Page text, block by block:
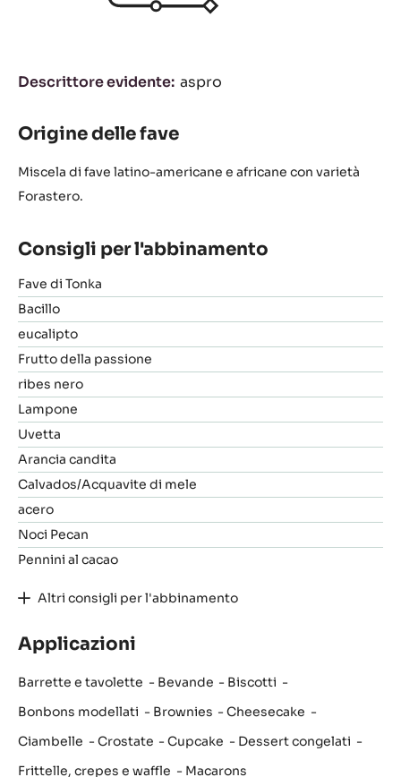
Descrittore evidente aspro
Origine delle fave
Miscela di fave latino-americane e africane con varietà
Forastero.
Consigli per l'abbinamento
Fave di Tonka
Bacillo
eucalipto
Frutto della passione
ribes nero
Lampone
Uvetta
Arancia candita
Calvados/Acquavite di mele
acero
Noci Pecan
Pennini al cacao
Altri consigli per l'abbinamento
Applicazioni
Barrette e tavolette Bevande
Biscotti
Bonbons modellati
Brownies
Cheesecake
Ciambelle
Crostate Cupcake
Dessert congelati
Frittelle, crepes e waffle
Macarons